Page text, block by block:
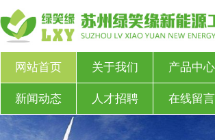
网站首页 关于我们 产品中心
新闻动态 人才招聘 在线留言